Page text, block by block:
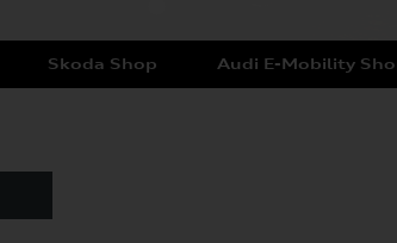
Skoda Shop Audi E-Mobility